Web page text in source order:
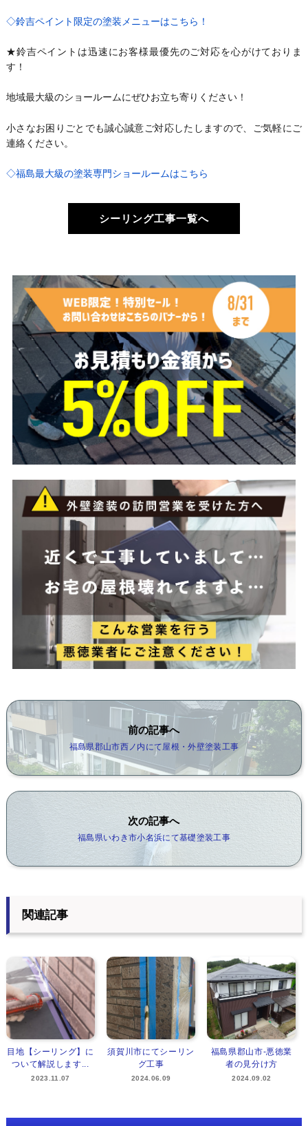
◇鈴吉ペイント限定の塗装メニューはこちら！
★鈴吉ペイントは迅速にお客様最優先のご対応を心がけておりま
す！
地域最大級のショールームにぜひお立ち寄りください！
小さなお困りごとでも誠心誠意ご対応したしますので、ご気軽にご
連絡ください。
◇福島最大級の塗装専門ショールームはこちら
シーリング工事一覧へ
前の記事へ
福島県郡山市西ノ内にて屋根・外壁塗装工事
次の記事へ
福島県いわき市小名浜にて基礎塗装工事
関連記事
目地【シーリング】に
ついて解説します...
2023.11.07
須賀川市にてシーリン
グ工事
2024.06.09
福島県郡山市‐悪徳業
者の見分け方
2024.09.02